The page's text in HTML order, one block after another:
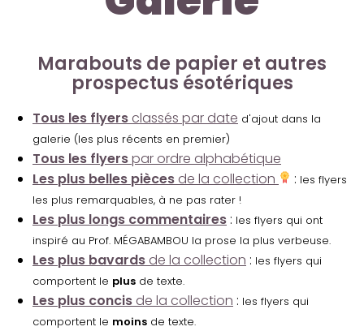
Marabouts de papier et autres
prospectus ésotériques
Tous les flyers classés par date d'ajout dans la
galerie (les plus récents en premier)
Tous les flyerspar ordre alphabétique
Les plus belles pièces de la collection : les flyers
les plus remarquables, à ne pas rater !
Les plus longs commentaires : les flyers qui ont
inspiré au Prof. MÉGABAMBOU la prose la plus verbeuse.
Les plus bavards de la collection : les flyers qui
comportent le plus de texte.
Les plus concis de la collection : les flyers qui
comportent le moins de texte.